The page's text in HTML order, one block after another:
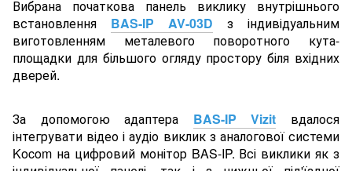
Вибрана початкова панель виклику внутрішнього
встановлення BAS-IP AV-03D з індивідуальним
виготовленням металевого поворотного кута-
площадки для більшого огляду простору біля вхідних
дверей.
За допомогою адаптера BAS-IP Vizit вдалося
інтегрувати відео і аудіо виклик з аналогової системи
Kocom на цифровий монітор BAS-IP. Всі виклики як з